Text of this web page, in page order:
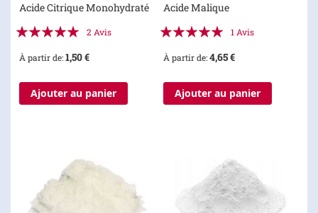
Acide Citrique Monohydraté
Évaluation:
2Avis
À partir de 1,50 €
Ajouter au panier
Acide Malique
Évaluation:
1Avis
À partir de 4,65 €
Ajouter au panier